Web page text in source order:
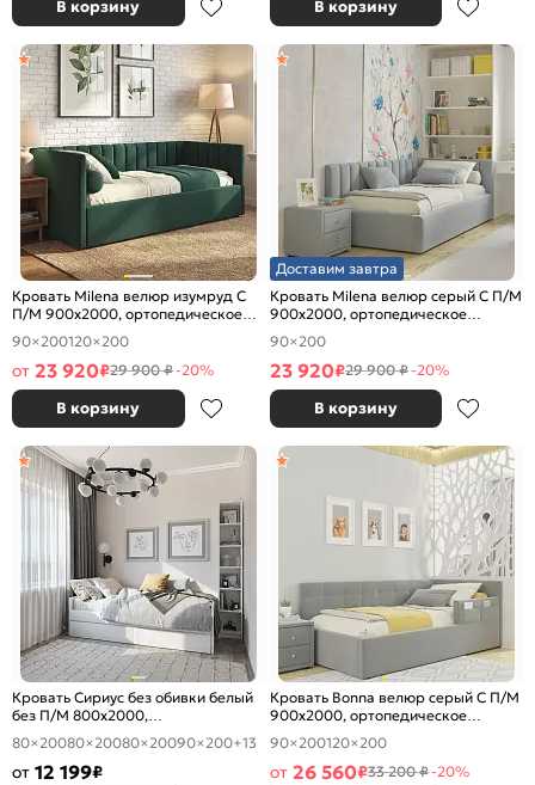
В корзину В корзину
Кровать Milena велюр изумруд С
П/М 900x2000, ортопедическое
основание, изголовье мягкое
90×200120×200
от 23 920₽29 900 ₽-20%
В корзину
Доставим завтра
Кровать Milena велюр серый С П/М
900x2000, ортопедическое
основание, изголовье мягкое
90×200
23 920₽29 900 ₽-20%
В корзину
Кровать Сириус без обивки белый
без П/М 800x2000,
ортопедическое основание,
изголовье жесткое
80×20080×20080×20090×200+13
от 12 199₽
Кровать Bonna велюр серый С П/М
900x2000, ортопедическое
основание, изголовье мягкое
90×200120×200
от 26 560₽33 200 ₽-20%